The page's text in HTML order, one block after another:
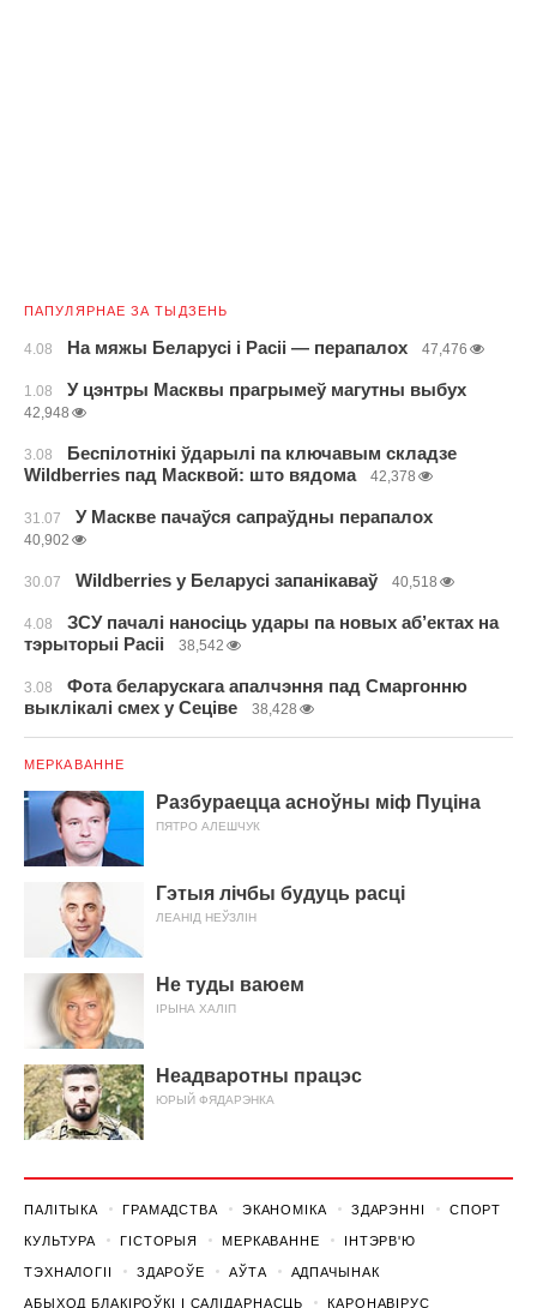
ПАПУЛЯРНАЕ ЗА ТЫДЗЕНЬ
4.08 На мяжы Беларусі і Расіі — перапалох 47,476
1.08 У цэнтры Масквы прагрымеў магутны выбух
42,948
3.08
Беспілотнікі ўдарылі па ключавым складзе
Wildberries пад Масквой: што вядома
42,378
31.07 У Маскве пачаўся сапраўдны перапалох
40,902
30.07 Wildberries у Беларусі запанікаваў 40,518
4.08
ЗСУ пачалі наносіць удары па новых аб’ектах на
тэрыторыі Расіі
38,542
3.08
Фота беларускага апалчэння пад Смаргонню
выклікалі смех у Сеціве
38,428
МЕРКАВАННЕ
Разбураецца асноўны міф Пуціна
ПЯТРО АЛЕШЧУК
Гэтыя лічбы будуць расці
ЛЕАНІД НЕЎЗЛІН
Не туды ваюем
ІРЫНА ХАЛІП
Неадваротны працэс
ЮРЫЙ ФЯДАРЭНКА
ПАЛІТЫКА ГРАМАДСТВА ЭКАНОМІКА ЗДАРЭННI СПОРТ
КУЛЬТУРА ГІСТОРЫЯ МЕРКАВАННЕ ІНТЭРВ'Ю
ТЭХНАЛОГІІ ЗДАРОЎЕ АЎТА АДПАЧЫНАК
АБЫХОД БЛАКІРОЎКІ І САЛІДАРНАСЦЬ КАРОНАВІРУС